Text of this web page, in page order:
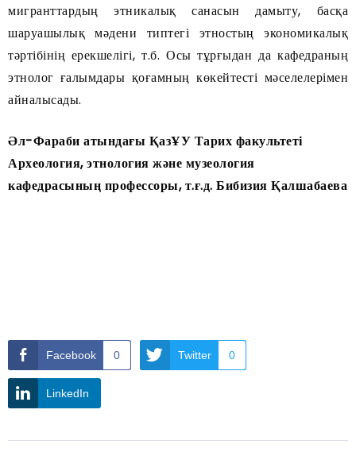
мигранттардың этникалық санасын дамыту, басқа
шаруашылық мәдени типтегі этностың экономикалық
тәртібінің ерекшелігі, т.б. Осы тұрғыдан да кафедраның
этнолог ғалымдары қоғамның көкейтесті мәселелерімен
айналысады.
Әл-Фараби атындағы ҚазҰУ Тарих факультеті
Археология, этнология және музеология
кафедрасының профессоры, т.ғ.д. Бибизия Қалшабаева
Facebook 0 Twitter 0
LinkedIn